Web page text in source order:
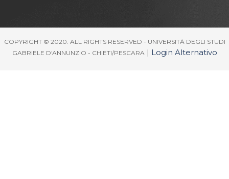
COPYRIGHT © 2020. ALL RIGHTS RESERVED - UNIVERSITÀ DEGLI STUDI
GABRIELE D'ANNUNZIO - CHIETI/PESCARA| Login Alternativo